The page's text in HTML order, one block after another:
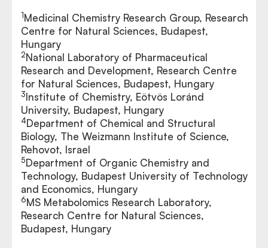
1Medicinal Chemistry Research Group, Research
Centre for Natural Sciences, Budapest,
Hungary
2National Laboratory of Pharmaceutical
Research and Development, Research Centre
for Natural Sciences, Budapest, Hungary
3Institute of Chemistry, Eötvös Loránd
University, Budapest, Hungary
4Department of Chemical and Structural
Biology, The Weizmann Institute of Science,
Rehovot, Israel
5Department of Organic Chemistry and
Technology, Budapest University of Technology
and Economics, Hungary
6MS Metabolomics Research Laboratory,
Research Centre for Natural Sciences,
Budapest, Hungary